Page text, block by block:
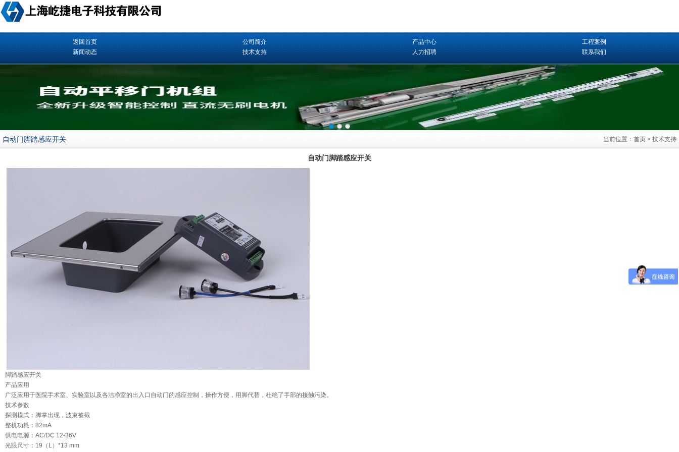
返回首页 公司简介 产品中心
工程案例
新闻动态
技术支持 人力招聘 联系我们
自动门脚踏感应开关 当前位置： 首页 > 技术支持
自动门脚踏感应开关
脚踏感应开关
产品应用
广泛应用于医院手术室、实验室以及各洁净室的出入口 自动门的感应控制，操作方便，用脚代替，杜绝了手部的接触污染。
技术参数
探测模式：脚掌出现，波束被截
整机功耗：82mA
供电电源：AC/DC 12-36V
光眼尺寸：19（L）*13 mm